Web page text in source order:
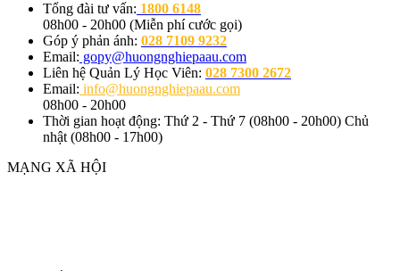
Tổng đài tư vấn: 1800 6148
08h00 - 20h00 (Miễn phí cước gọi)
Góp ý phản ánh: 028 7109 9232
Email: gopy@huongnghiepaau.com
Liên hệ Quản Lý Học Viên: 028 7300 2672
Email: info@huongnghiepaau.com
08h00 - 20h00
Thời gian hoạt động: Thứ 2 - Thứ 7 (08h00 - 20h00) Chủ
nhật (08h00 - 17h00)
MẠNG XÃ HỘI